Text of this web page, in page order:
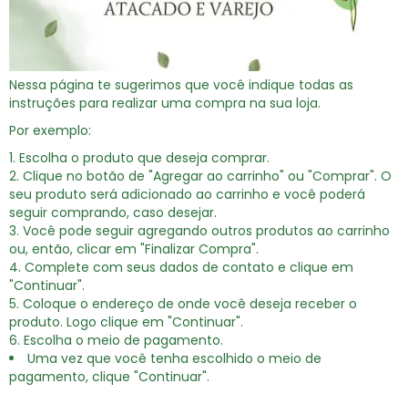
Nessa página te sugerimos que você indique todas as
instruções para realizar uma compra na sua loja.
Por exemplo:
Escolha o produto que deseja comprar.
Clique no botão de "Agregar ao carrinho" ou "Comprar". O
seu produto será adicionado ao carrinho e você poderá
seguir comprando, caso desejar.
Você pode seguir agregando outros produtos ao carrinho
ou, então, clicar em "Finalizar Compra".
Complete com seus dados de contato e clique em
"Continuar".
Coloque o endereço de onde você deseja receber o
produto. Logo clique em "Continuar".
Escolha o meio de pagamento.
Uma vez que você tenha escolhido o meio de
pagamento, clique "Continuar".